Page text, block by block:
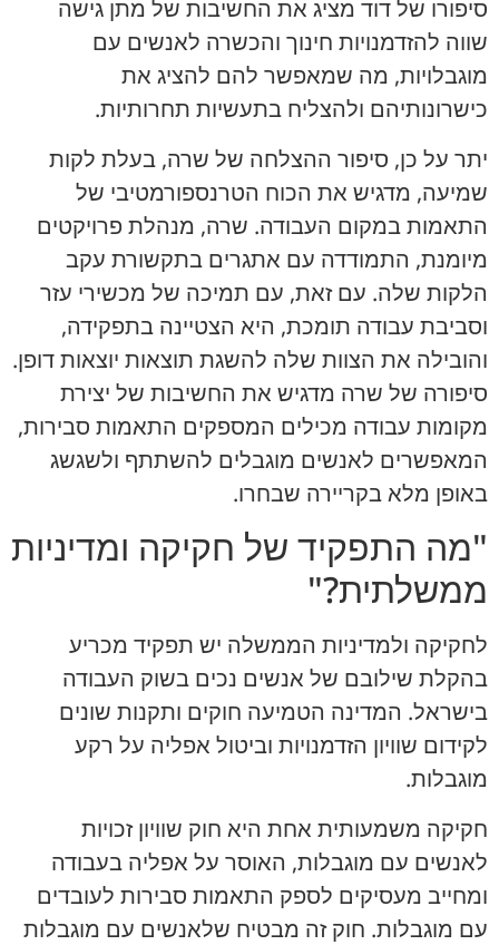
סיפורו של דוד מציג את החשיבות של מתן גישה
שווה להזדמנויות חינוך והכשרה לאנשים עם
מוגבלויות, מה שמאפשר להם להציג את
כישרונותיהם ולהצליח בתעשיות תחרותיות.
יתר על כן, סיפור ההצלחה של שרה, בעלת לקות
שמיעה, מדגיש את הכוח הטרנספורמטיבי של
התאמות במקום העבודה. שרה, מנהלת פרויקטים
מיומנת, התמודדה עם אתגרים בתקשורת עקב
הלקות שלה. עם זאת, עם תמיכה של מכשירי עזר
וסביבת עבודה תומכת, היא הצטיינה בתפקידה,
והובילה את הצוות שלה להשגת תוצאות יוצאות דופן.
סיפורה של שרה מדגיש את החשיבות של יצירת
מקומות עבודה מכילים המספקים התאמות סבירות,
המאפשרים לאנשים מוגבלים להשתתף ולשגשג
באופן מלא בקריירה שבחרו.
"מה התפקיד של חקיקה ומדיניות
ממשלתית?"
לחקיקה ולמדיניות הממשלה יש תפקיד מכריע
בהקלת שילובם של אנשים נכים בשוק העבודה
בישראל. המדינה הטמיעה חוקים ותקנות שונים
לקידום שוויון הזדמנויות וביטול אפליה על רקע
מוגבלות.
חקיקה משמעותית אחת היא חוק שוויון זכויות
לאנשים עם מוגבלות, האוסר על אפליה בעבודה
ומחייב מעסיקים לספק התאמות סבירות לעובדים
עם מוגבלות. חוק זה מבטיח שלאנשים עם מוגבלות